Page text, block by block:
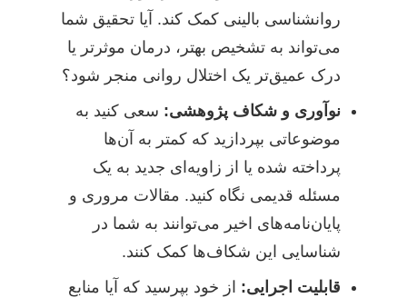
روانشناسی بالینی کمک کند. آیا تحقیق شما
می‌تواند به تشخیص بهتر، درمان موثرتر یا
درک عمیق‌تر یک اختلال روانی منجر شود؟
نوآوری و شکاف پژوهشی: سعی کنید به
موضوعاتی بپردازید که کمتر به آن‌ها
پرداخته شده یا از زاویه‌ای جدید به یک
مسئله قدیمی نگاه کنید. مقالات مروری و
پایان‌نامه‌های اخیر می‌توانند به شما در
شناسایی این شکاف‌ها کمک کنند.
قابلیت اجرایی: از خود بپرسید که آیا منابع